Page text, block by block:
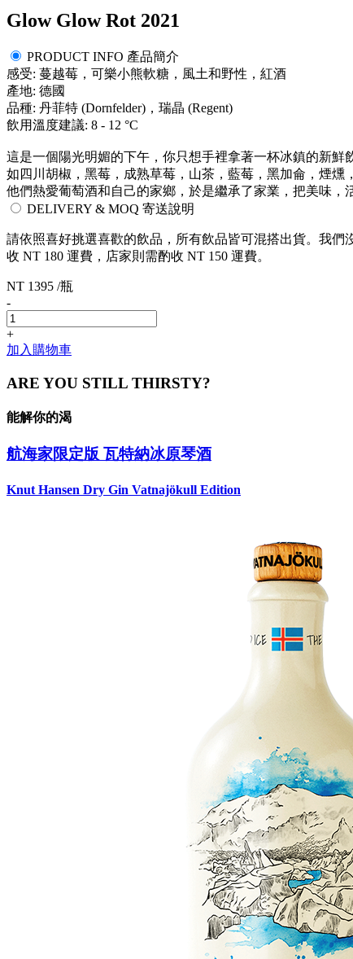
Glow Glow Rot 2021
PRODUCT INFO 產品簡介
感受: 蔓越莓，可樂小熊軟糖，風土和野性，紅酒
產地: 德國
品種: 丹菲特 (Dornfelder)，瑞晶 (Regent)
飲用溫度建議: 8 - 12 °C
這是一個陽光明媚的下午，你只想手裡拿著一杯冰鎮的新
如四川胡椒，黑莓，成熟草莓，山茶，藍莓，黑加侖，煙燻
他們熱愛葡萄酒和自己的家鄉，於是繼承了家業，把美味，
DELIVERY & MOQ 寄送說明
請依照喜好挑選喜歡的飲品，所有飲品皆可混搭出貨。我們
收 NT 180 運費，店家則需酌收 NT 150 運費。
NT 1395 /瓶
-
+
加入購物車
ARE YOU STILL THIRSTY?
能解你的渴
航海家限定版 瓦特納冰原琴酒
Knut Hansen Dry Gin Vatnajökull Edition